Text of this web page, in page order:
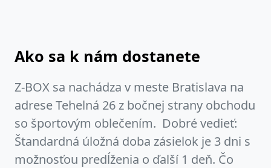
Ako sa k nám dostanete
Z-BOX sa nachádza v meste Bratislava na
adrese Tehelná 26 z bočnej strany obchodu
so športovým oblečením. Dobré vedieť:
Štandardná úložná doba zásielok je 3 dni s
možnosťou predĺženia o ďalší 1 deň. Čo